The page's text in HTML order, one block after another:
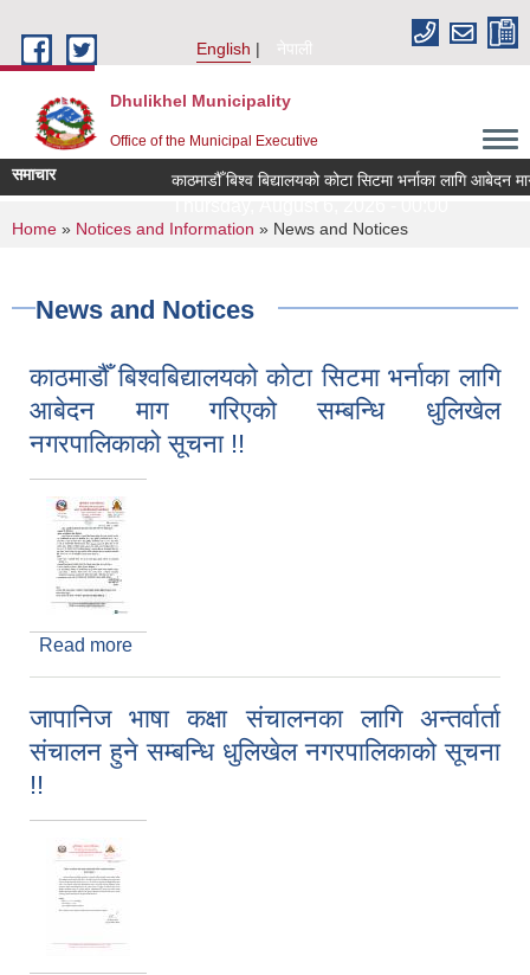
English
नेपाली
Dhulikhel Municipality
Office of the Municipal Executive
समाचार काठमाडौँ बिश्व बिद्यालयको कोटा सिटमा भर्नाका लागि आबेदन
You are here
Home » Notices and Information » News and Notices
News and Notices
काठमाडौँ बिश्वबिद्यालयको कोटा सिटमा भर्नाका लागि
आबेदन माग गरिएको सम्बन्धि धुलिखेल
नगरपालिकाको सूचना !!
Read more
जापानिज भाषा कक्षा संचालनका लागि अन्तर्वार्ता
संचालन हुने सम्बन्धि धुलिखेल नगरपालिकाको सूचना
!!